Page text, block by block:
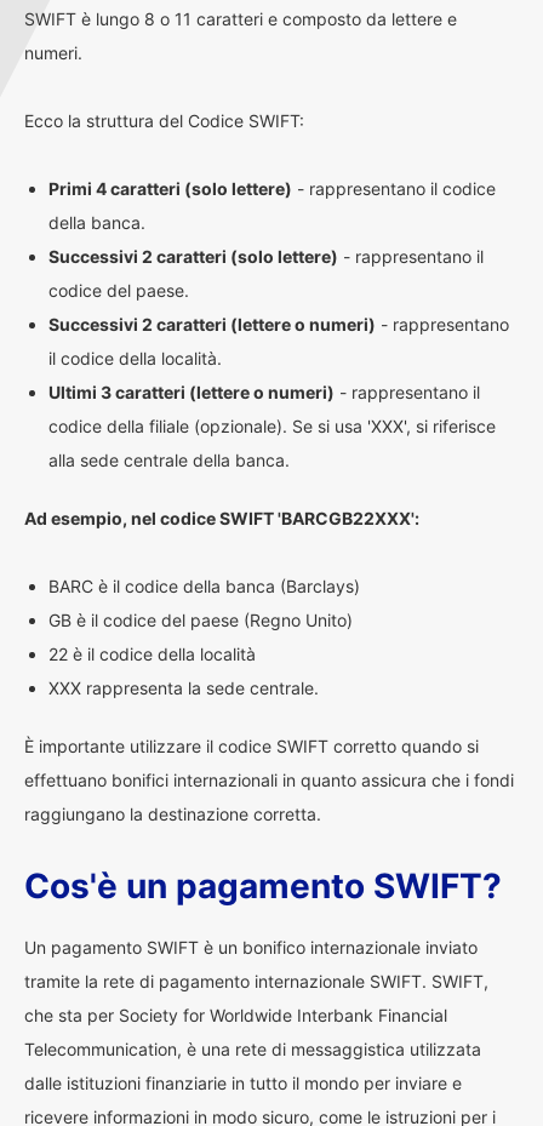
SWIFT è lungo 8 o 11 caratteri e composto da lettere e
numeri.
Ecco la struttura del Codice SWIFT:
Primi 4 caratteri (solo lettere) - rappresentano il codice
della banca.
Successivi 2 caratteri (solo lettere) - rappresentano il
codice del paese.
Successivi 2 caratteri (lettere o numeri) - rappresentano
il codice della località.
Ultimi 3 caratteri (lettere o numeri) - rappresentano il
codice della filiale (opzionale). Se si usa 'XXX', si riferisce
alla sede centrale della banca.
Ad esempio, nel codice SWIFT 'BARCGB22XXX':
BARC è il codice della banca (Barclays)
GB è il codice del paese (Regno Unito)
22 è il codice della località
XXX rappresenta la sede centrale.
È importante utilizzare il codice SWIFT corretto quando si
effettuano bonifici internazionali in quanto assicura che i fondi
raggiungano la destinazione corretta.
Cos'è un pagamento SWIFT?
Un pagamento SWIFT è un bonifico internazionale inviato
tramite la rete di pagamento internazionale SWIFT. SWIFT,
che sta per Society for Worldwide Interbank Financial
Telecommunication, è una rete di messaggistica utilizzata
dalle istituzioni finanziarie in tutto il mondo per inviare e
ricevere informazioni in modo sicuro, come le istruzioni per i